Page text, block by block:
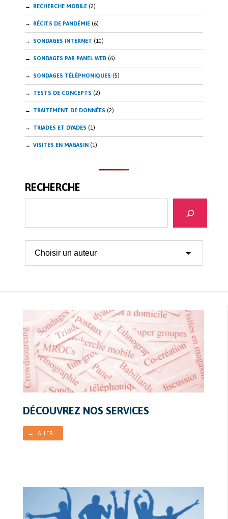
RECHERCHE MOBILE (2)
RÉCITS DE PANDÉMIE (6)
SONDAGES INTERNET (10)
SONDAGES PAR PANEL WEB (6)
SONDAGES TÉLÉPHONIQUES (5)
TESTS DE CONCEPTS (2)
TRAITEMENT DE DONNÉES (2)
TRIADES ET DYADES (1)
VISITES EN MAGASIN (1)
RECHERCHE
DÉCOUVREZ NOS SERVICES
→ ALLER